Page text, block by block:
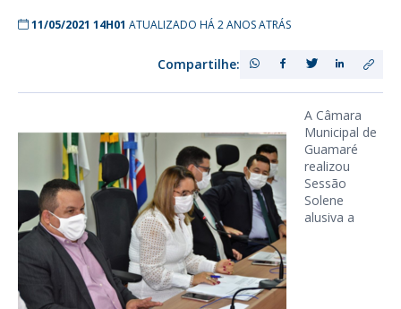
11/05/2021 14H01 ATUALIZADO HÁ 2 ANOS ATRÁS
Compartilhe:
A Câmara
Municipal de
Guamaré
realizou
Sessão
Solene
alusiva a